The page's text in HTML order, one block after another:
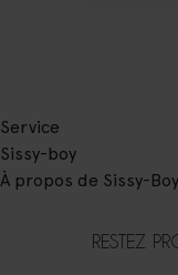
Service
Sissy-boy
À propos de Sissy-Boy
RESTEZ